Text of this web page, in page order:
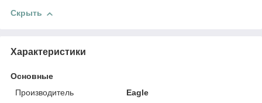
Скрыть
Характеристики
Основные
Производитель
Eagle